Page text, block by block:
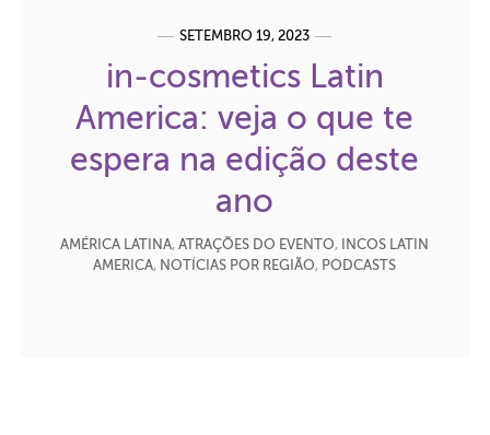
SETEMBRO 19, 2023
in-cosmetics Latin
America: veja o que te
espera na edição deste
ano
AMÉRICA LATINA,ATRAÇÕES DO EVENTO,
INCOS LATIN
AMERICA, NOTÍCIAS POR REGIÃO, PODCASTS